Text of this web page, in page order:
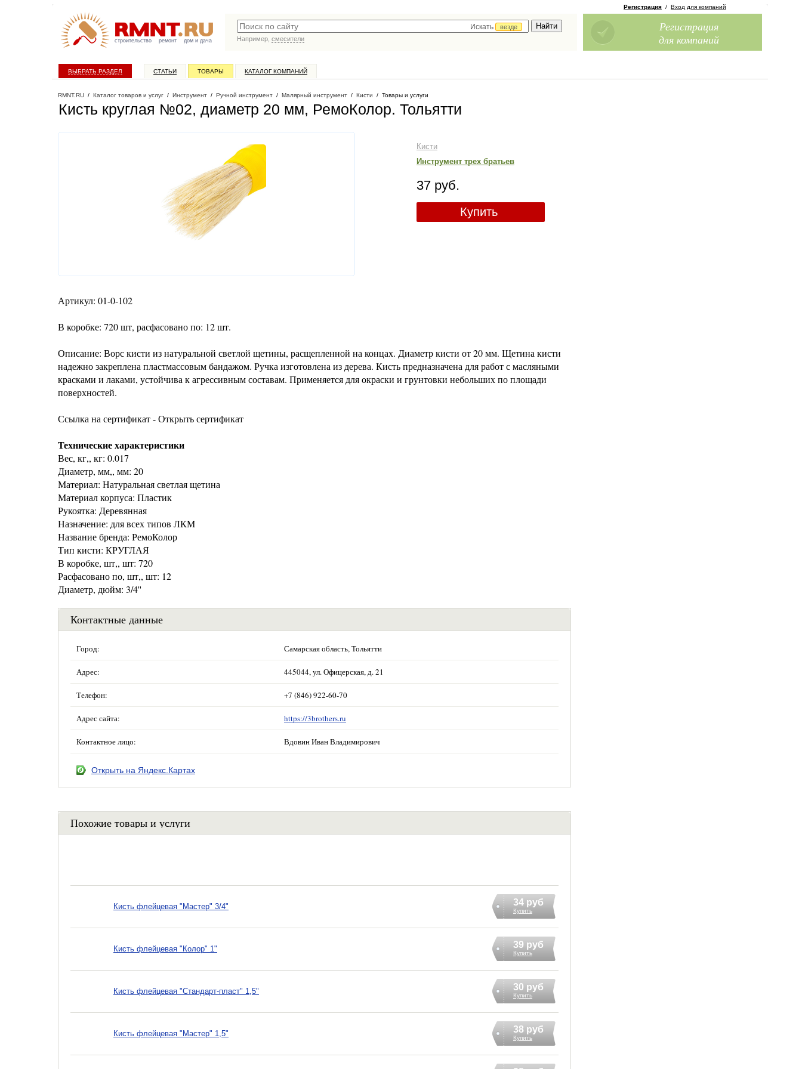
строительство ремонт дом и дача
Искать
везде
Например, смесители
Регистрация / Вход для компаний
Регистрация
для компаний
ВЫБРАТЬ РАЗДЕЛ СТАТЬИ ТОВАРЫ КАТАЛОГ КОМПАНИЙ
RMNT.RU / Каталог товаров и услуг / Инструмент / Ручной инструмент / Малярный инструмент / Кисти / Товары и услуги
Кисть круглая №02, диаметр 20 мм, РемоКолор. Тольятти
Кисти
Инструмент трех братьев
37 руб.
Купить
Артикул: 01-0-102
В коробке: 720 шт, расфасовано по: 12 шт.
Описание: Ворс кисти из натуральной светлой щетины, расщепленной на концах. Диаметр кисти от 20 мм. Щетина кисти
надежно закреплена пластмассовым бандажом. Ручка изготовлена из дерева. Кисть предназначена для работ с масляными
красками и лаками, устойчива к агрессивным составам. Применяется для окраски и грунтовки небольших по площади
поверхностей.
Ссылка на сертификат - Открыть сертификат
Технические характеристики
Вес, кг,, кг: 0.017
Диаметр, мм,, мм: 20
Материал: Натуральная светлая щетина
Материал корпуса: Пластик
Рукоятка: Деревянная
Назначение: для всех типов ЛКМ
Название бренда: РемоКолор
Тип кисти: КРУГЛАЯ
В коробке, шт,, шт: 720
Расфасовано по, шт,, шт: 12
Диаметр, дюйм: 3/4''
Контактные данные
Город: Самарская область, Тольятти
Адрес: 445044, ул. Офицерская, д. 21
Телефон: +7 (846) 922-60-70
Адрес сайта: https://3brothers.ru
Контактное лицо: Вдовин Иван Владимирович
Открыть на Яндекс.Картах
Похожие товары и услуги
Кисть флейцевая "Мастер" 3/4" 34 руб
Купить
Кисть флейцевая "Колор" 1" 39 руб
Купить
Кисть флейцевая "Стандарт-пласт" 1,5" 30 руб
Купить
Кисть флейцевая "Мастер" 1,5" 38 руб
Купить